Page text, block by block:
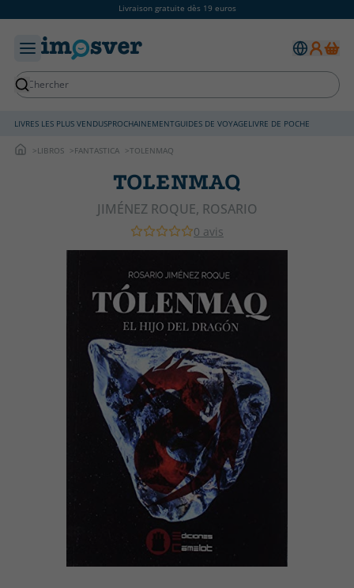
Livraison gratuite dès 19 euros
LIVRES LES PLUS VENDUSPROCHAINEMENTGUIDES DE VOYAGELIVRE DE POCHE
LIBROS FANTASTICA TOLENMAQ
TOLENMAQ
JIMÉNEZ ROQUE, ROSARIO
0 avis